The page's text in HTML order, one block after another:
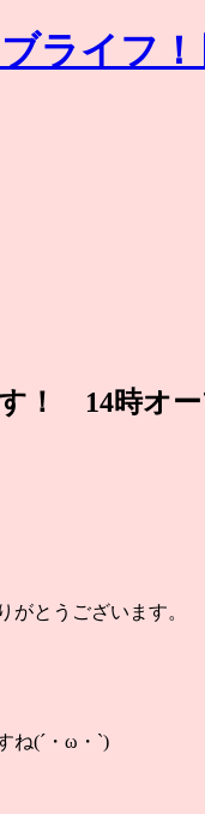
！ 14時オー
がとうございます。
ね(´・ω・`)